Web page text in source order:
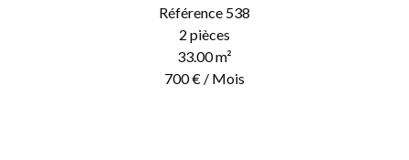
Référence 538
2 pièces
33.00m²
700 € / Mois